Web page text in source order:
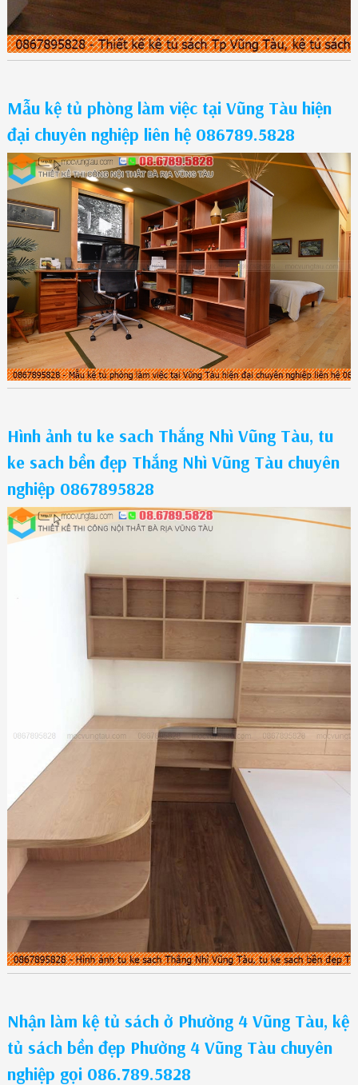
Mẫu kệ tủ phòng làm việc tại Vũng Tàu hiện
đại chuyên nghiệp liên hệ 086789.5828
Hình ảnh tu ke sach Thắng Nhì Vũng Tàu, tu
ke sach bền đẹp Thắng Nhì Vũng Tàu chuyên
nghiệp 0867895828
Nhận làm kệ tủ sách ở Phường 4 Vũng Tàu, kệ
tủ sách bền đẹp Phường 4 Vũng Tàu chuyên
nghiệp gọi 086.789.5828